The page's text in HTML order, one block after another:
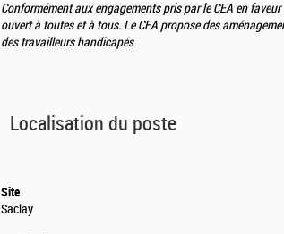
Conformément aux engagements pris par le CEA en
ouvert à toutes et à tous. Le CEA propose des
des travailleurs handicapés
Localisation du poste
Site
Saclay